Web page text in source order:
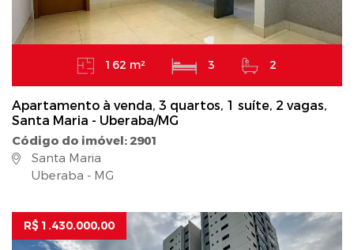
162 m² 3 2
Apartamento à venda, 3 quartos, 1 suíte, 2 vagas,
Santa Maria - Uberaba/MG
Código do imóvel: 2901
Santa Maria
Uberaba - MG
R$ 1.430.000,00